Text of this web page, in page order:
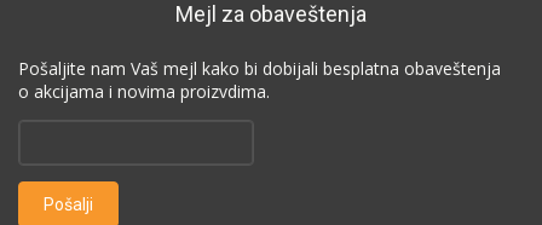
Mejl za obaveštenja
Pošaljite nam Vaš mejl kako bi dobijali besplatna obaveštenja
o akcijama i novima proizvdima.